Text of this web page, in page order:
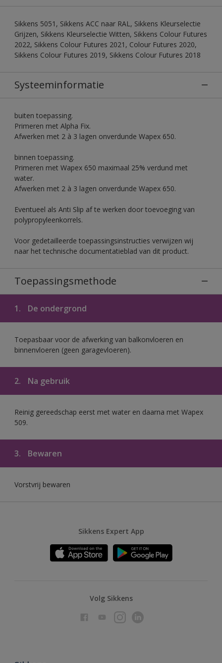
Sikkens 5051, Sikkens ACC naar RAL, Sikkens Kleurselectie
Grijzen, Sikkens Kleurselectie Witten, Sikkens Colour Futures
2022, Sikkens Colour Futures 2021, Colour Futures 2020,
Sikkens Colour Futures 2019, Sikkens Colour Futures 2018
Systeeminformatie
buiten toepassing.
Primeren met Alpha Fix.
Afwerken met 2 à 3 lagen onverdunde Wapex 650.
binnen toepassing.
Primeren met Wapex 650 maximaal 25% verdund met
water.
Afwerken met 2 à 3 lagen onverdunde Wapex 650.
Eventueel als Anti Slip af te werken door toevoeging van
polypropyleenkorrels.
Voor gedetailleerde toepassingsinstructies verwijzen wij
naar het technische documentatieblad van dit product.
Toepassingsmethode
1. De ondergrond
Toepasbaar voor de afwerking van balkonvloeren en
binnenvloeren (geen garagevloeren).
2. Na gebruik
Reinig gereedschap eerst met water en daarna met Wapex
509.
3. Bewaren
Vorstvrij bewaren
Sikkens Expert App
Volg Sikkens